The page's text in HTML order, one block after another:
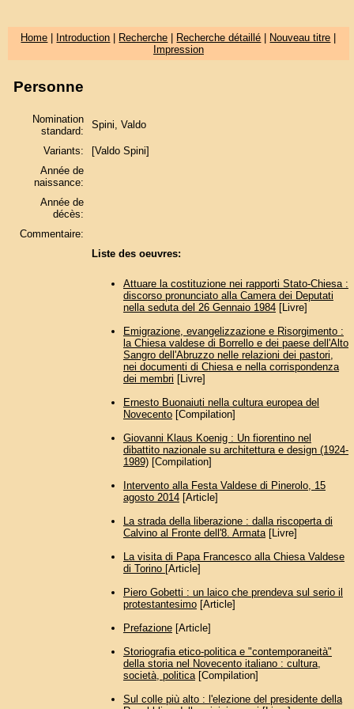
Home Introduction Recherche Recherche détaillé Nouveau titre
Impression
Personne
Nomination
standard:
Spini, Valdo
Variants:
[Valdo Spini]
Année de
naissance:
Année de
décès:
Commentaire:
Liste des oeuvres:
Attuare la costituzione nei rapporti Stato-Chiesa :
discorso pronunciato alla Camera dei Deputati
nella seduta del 26 Gennaio 1984[Livre]
Emigrazione, evangelizzazione e Risorgimento :
la Chiesa valdese di Borrello e dei paese dell'Alto
Sangro dell'Abruzzo nelle relazioni dei pastori,
nei documenti di Chiesa e nella corrispondenza
dei membri [Livre]
Ernesto Buonaiuti nella cultura europea del
Novecento[Compilation]
Giovanni Klaus Koenig : Un fiorentino nel
dibattito nazionale su architettura e design (1924-
1989)[Compilation]
Intervento alla Festa Valdese di Pinerolo, 15
agosto 2014[Article]
La strada della liberazione : dalla riscoperta di
Calvino al Fronte dell'8. Armata[Livre]
La visita di Papa Francesco alla Chiesa Valdese
di Torino [Article]
Piero Gobetti : un laico che prendeva sul serio il
protestantesimo[Article]
Prefazione[Article]
Storiografia etico-politica e "contemporaneità"
della storia nel Novecento italiano : cultura,
società, politica[Compilation]
Sul colle più alto : l'elezione del presidente della